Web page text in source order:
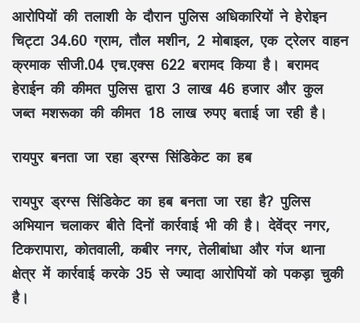
आरोपियों की तलाशी के दौरान पुलिस अधिकारियों ने हेरोइन
चिट्टा 34.60 ग्राम, तौल मशीन, 2 मोबाइल, एक ट्रेलर वाहन
क्रमाक सीजी.04 एच.एक्स 622 बरामद किया है। बरामद
हेराईन की कीमत पुलिस द्वारा 3 लाख 46 हजार और कुल
जब्त मशरूका की कीमत 18 लाख रुपए बताई जा रही है।
रायपुर बनता जा रहा ड्रग्स सिंडिकेट का हब
रायपुर ड्रग्स सिंडिकेट का हब बनता जा रहा है? पुलिस
अभियान चलाकर बीते दिनों कार्रवाई भी की है। देवेंद्र नगर,
टिकरापारा, कोतवाली, कबीर नगर, तेलीबांधा और गंज थाना
क्षेत्र में कार्रवाई करके 35 से ज्यादा आरोपियों को पकड़ा चुकी
है।